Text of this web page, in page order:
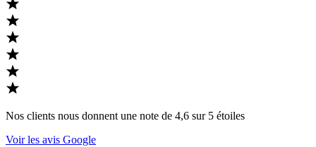
Nos clients nous donnent une note de 4,6 sur 5 étoiles
Voir les avis Google